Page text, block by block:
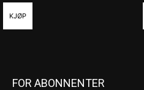
KJØP
FOR ABONNENTER